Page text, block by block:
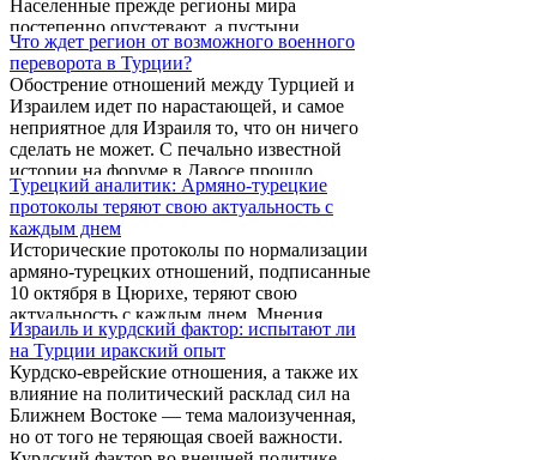
Населенные прежде регионы мира
постепенно опустевают, а пустыни
перенаселяются. Серьезные вызовы стоят
также перед Арменией. Если исторически
рождаемость была высокой у всех народов,
то в связи с различными сроками
протекания модернизации, появились
диспропорции – и в некоторых регионах
мира уже началось сокращение населения.
Что ждет регион от возможного военного
переворота в Турции?
Обострение отношений между Турцией и
Израилем идет по нарастающей, и самое
неприятное для Израиля то, что он ничего
сделать не может. С печально известной
истории на форуме в Давосе прошло
больше года, но Анкара так и не может
«простить» Иерусалиму операцию «Литой
свинец». Вряд ли правительство Эрдогана
так уж озабочено «гуманитарной
катастрофой» в Газе – в Большой игре эти
все благие порывы не имеют никакого
значения, если они не служат
определенным целям.
Турецкий аналитик: Армяно-турецкие
протоколы теряют свою актуальность с
каждым днем
Исторические протоколы по нормализации
армяно-турецких отношений, подписанные
10 октября в Цюрихе, теряют свою
актуальность с каждым днем. Мнения
вашингтонских экспертов свидетельствуют
о том, что Анкару следует обвинять в том,
чего достиг этот процесс на данный
момент, а администрация Обамы настроена
весьма пессимистично относительно его
будущего. Об этом на страницах турецкой
Израиль и курдский фактор: испытают ли
на Турции иракский опыт
Курдско-еврейские отношения, а также их
влияние на политический расклад сил на
Ближнем Востоке — тема малоизученная,
но от того не теряющая своей важности.